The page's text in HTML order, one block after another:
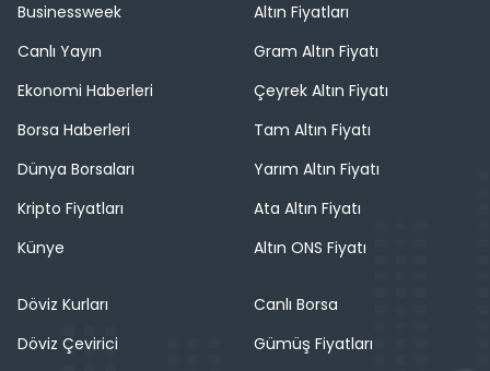
Businessweek
Canlı Yayın
Ekonomi Haberleri
Borsa Haberleri
Dünya Borsaları
Kripto Fiyatları
Künye
Altın Fiyatları
Gram Altın Fiyatı
Çeyrek Altın Fiyatı
Tam Altın Fiyatı
Yarım Altın Fiyatı
Ata Altın Fiyatı
Altın ONS Fiyatı
Döviz Kurları
Döviz Çevirici
Canlı Borsa
Gümüş Fiyatları